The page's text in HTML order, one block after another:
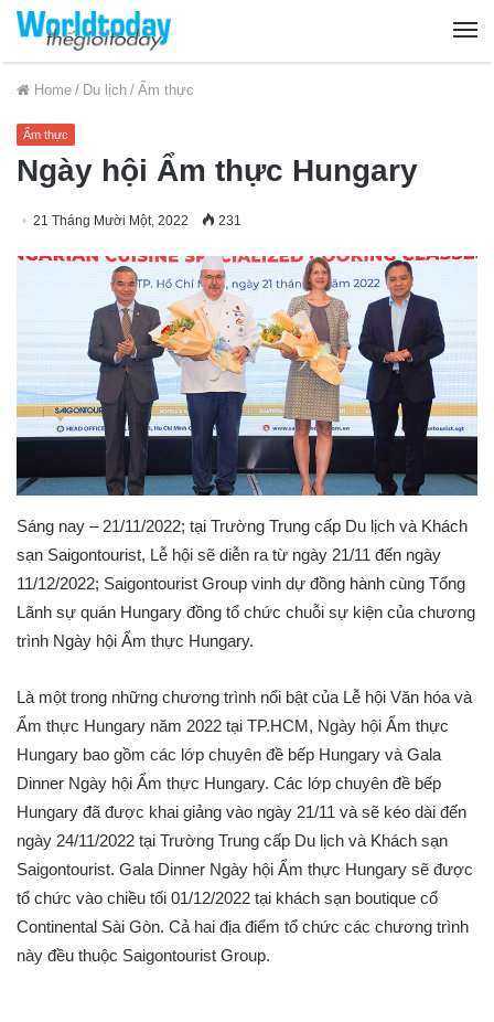
Home / Du lịch / Ẩm thực
Ẩm thực
Ngày hội Ẩm thực Hungary
21 Tháng Mười Một, 2022 231
Sáng nay – 21/11/2022; tại Trường Trung cấp Du lịch và Khách
sạn Saigontourist, Lễ hội sẽ diễn ra từ ngày 21/11 đến ngày
11/12/2022; Saigontourist Group vinh dự đồng hành cùng Tổng
Lãnh sự quán Hungary đồng tổ chức chuỗi sự kiện của chương
trình Ngày hội Ẩm thực Hungary.
Là một trong những chương trình nổi bật của Lễ hội Văn hóa và
Ẩm thực Hungary năm 2022 tại TP.HCM, Ngày hội Ẩm thực
Hungary bao gồm các lớp chuyên đề bếp Hungary và Gala
Dinner Ngày hội Ẩm thực Hungary. Các lớp chuyên đề bếp
Hungary đã được khai giảng vào ngày 21/11 và sẽ kéo dài đến
ngày 24/11/2022 tại Trường Trung cấp Du lịch và Khách sạn
Saigontourist. Gala Dinner Ngày hội Ẩm thực Hungary sẽ được
tổ chức vào chiều tối 01/12/2022 tại khách sạn boutique cổ
Continental Sài Gòn. Cả hai địa điểm tổ chức các chương trình
này đều thuộc Saigontourist Group.